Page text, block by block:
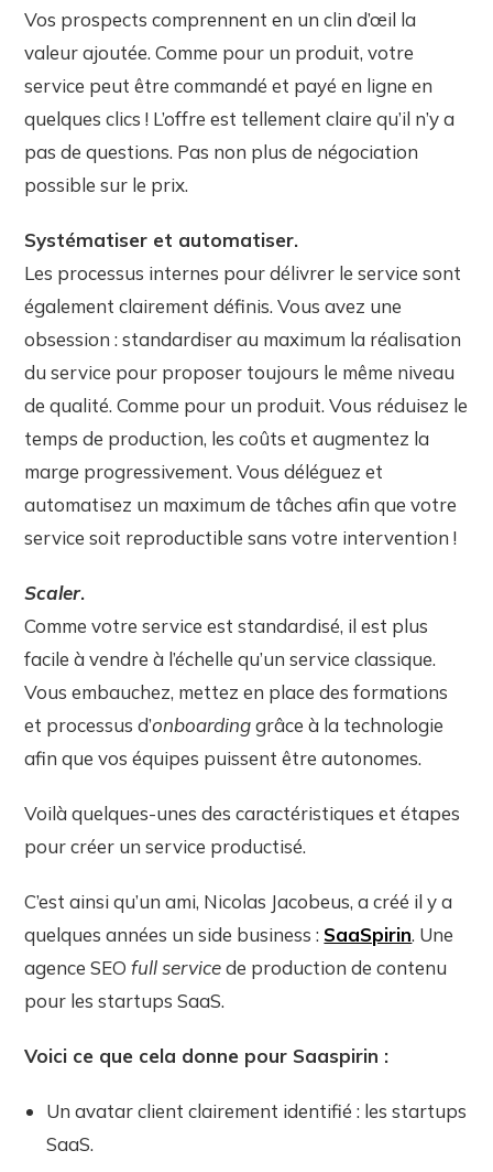
Vos prospects comprennent en un clin d’œil la
valeur ajoutée. Comme pour un produit, votre
service peut être commandé et payé en ligne en
quelques clics ! L’offre est tellement claire qu’il n’y a
pas de questions. Pas non plus de négociation
possible sur le prix.
Systématiser et automatiser.
Les processus internes pour délivrer le service sont
également clairement définis. Vous avez une
obsession : standardiser au maximum la réalisation
du service pour proposer toujours le même niveau
de qualité. Comme pour un produit. Vous réduisez le
temps de production, les coûts et augmentez la
marge progressivement. Vous déléguez et
automatisez un maximum de tâches afin que votre
service soit reproductible sans votre intervention !
Scaler.
Comme votre service est standardisé, il est plus
facile à vendre à l’échelle qu’un service classique.
Vous embauchez, mettez en place des formations
et processus d’onboardinggrâce à la technologie
afin que vos équipes puissent être autonomes.
Voilà quelques-unes des caractéristiques et étapes
pour créer un service productisé.
C’est ainsi qu’un ami, Nicolas Jacobeus, a créé il y a
quelques années un side business : SaaSpirin. Une
agence SEOfull servicede production de contenu
pour les startups SaaS.
Voici ce que cela donne pour Saaspirin :
Un avatar client clairement identifié : les startups
SaaS.